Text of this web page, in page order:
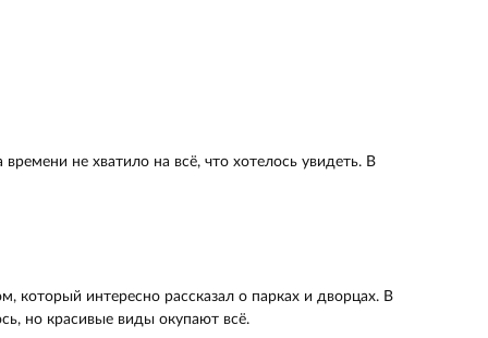
не хватило на всё, что хотелось увидеть. В
который интересно рассказал о парках и дворцах. В
но красивые виды окупают всё.